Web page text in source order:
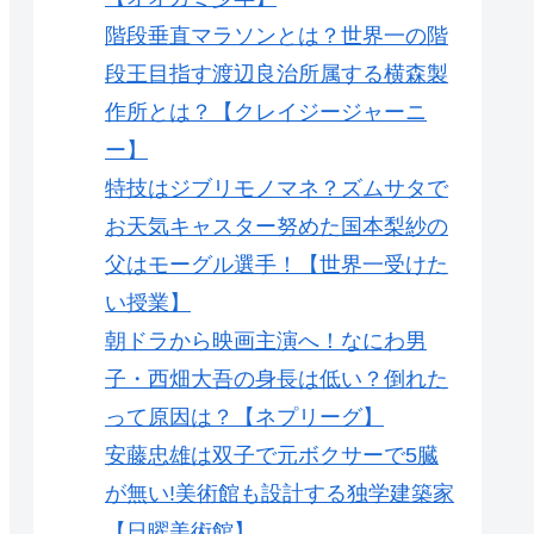
階段垂直マラソンとは？世界一の階
段王目指す渡辺良治所属する横森製
作所とは？【クレイジージャーニ
ー】
特技はジブリモノマネ？ズムサタで
お天気キャスター努めた国本梨紗の
父はモーグル選手！【世界一受けた
い授業】
朝ドラから映画主演へ！なにわ男
子・西畑大吾の身長は低い？倒れた
って原因は？【ネプリーグ】
安藤忠雄は双子で元ボクサーで5臓
が無い!美術館も設計する独学建築家